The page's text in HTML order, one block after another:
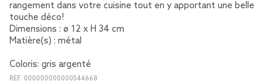
rangement dans votre cuisine tout en y apportant une belle
touche déco!
Dimensions : ø 12 x H 34 cm
Matière(s) : métal
Coloris: gris argenté
REF. 000000000000544668